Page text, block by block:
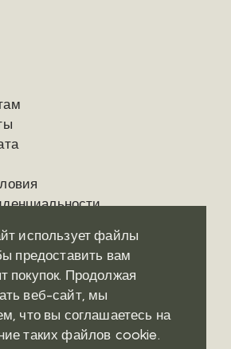
Социальные сети
Pinterest
Telegram
использует файлы
предоставить вам
покупок. Продолжая
веб-сайт, мы
что вы соглашаетесь на
таких файлов cookie.